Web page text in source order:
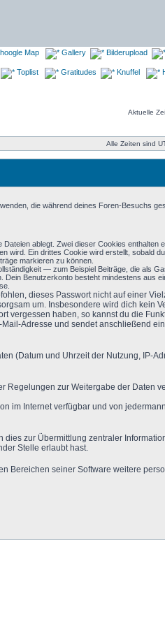
Map Gallery Bilderupload
Toplist Gratitudes Knuffel
Aktuelle
Alle Zeiten sind
die während deines Foren-Besuchs
ablegt. Zwei dieser Cookies enthalten
wird. Ein drittes Cookie wird erstellt, sobald
markieren zu können.
— zum Beispiel Beiträge, die als
Dein Benutzerkonto besteht mindestens aus
dieses Passwort nicht auf einer
um. Insbesondere wird dich kein
vergessen haben, so kannst du die
Adresse und sendet anschließend
(Datum und Uhrzeit der Nutzung, IP-
Regelungen zur Weitergabe der Daten
im Internet verfügbar und von
zur Übermittlung zentraler
Stelle erlaubt hast.
Bereichen seiner Software weitere